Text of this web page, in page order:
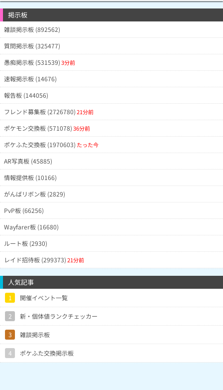
掲示板
雑談掲示板 (892562)
質問掲示板 (325477)
愚痴掲示板 (531539)3分前
速報掲示板 (14676)
報告板 (144056)
フレンド募集板 (2726780)21分前
ポケモン交換板 (571078)36分前
ポケふた交換板 (1970603) たった今
AR写真板 (45885)
情報提供板 (10166)
がんばリボン板 (2829)
PvP板 (66256)
Wayfarer板 (16680)
ルート板 (2930)
レイド招待板 (299373)21分前
人気記事
1 開催イベント一覧
2 新・個体値ランクチェッカー
3 雑談掲示板
4 ポケふた交換掲示板